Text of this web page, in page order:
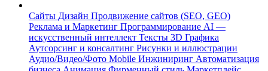
Сайты Дизайн Продвижение сайтов (SEO, GEO)
Реклама и Маркетинг Программирование AI —
искусственный интеллект Тексты 3D Графика
Аутсорсинг и консалтинг Рисунки и иллюстрации
Аудио/Видео/Фото Mobile Инжиниринг Автоматизация